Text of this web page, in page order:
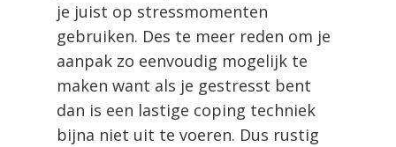
je juist op stressmomenten
gebruiken. Des te meer reden om je
aanpak zo eenvoudig mogelijk te
maken want als je gestresst bent
dan is een lastige coping techniek
bijna niet uit te voeren. Dus rustig